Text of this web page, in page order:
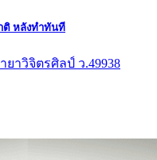
ติ หลังทำทันที
าวิจิตรศิลป์ ว.49938